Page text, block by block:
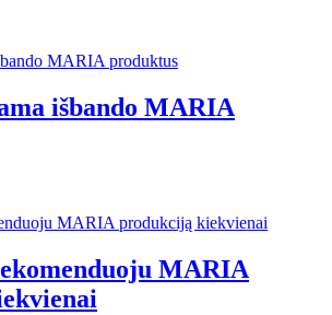
išbando MARIA
MARIA